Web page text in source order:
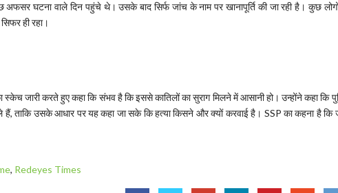
घटना वाले दिन पहुंचे थे। उसके बाद सिर्फ जांच के नाम पर खानापूर्ति की जा रही है। कुछ
ही रहा।
जारी करते हुए कहा कि संभव है कि इससे कातिलों का सुराग मिलने में आसानी हो। उन्होंने कहा कि
हैं, ताकि उसके आधार पर यह कहा जा सके कि हत्या किसने और क्यों करवाई है। SSP का कहना है कि
, Redeyes Times